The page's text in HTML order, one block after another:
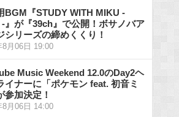
BGM『STUDY WITH MIKU -
』が『39ch』で公開！ボサノバア
シリーズの締めくくり！
8月06日 19:00
Music Weekend 12.0のDay2ヘ
イナーに「ポケモン feat. 初音ミ
参加決定！
8月06日 14:00